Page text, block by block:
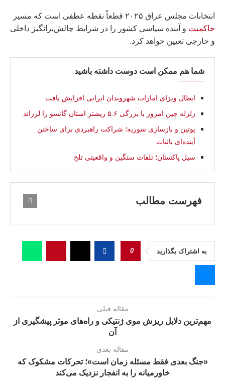
انتخابات مجلس عراق ۲۰۲۵ قطعاً نقطه عطفی است که مسیر
حاکمیت و آینده سیاسی کشور را در شرایط چالش‌برانگیز داخلی
و خارجی تعیین خواهد کرد.
شما هم ممکن است دوست داشته باشید
ابطال ویزای امارات شهروندان ایرانی افزایش یافت
زلزله چین امروز با بزرگی ۵.۶ ریشتر استان گانسو را لرزاند
پوتین و بازسازی سوریه؛ شراکت راهبردی برای ساختن
آینده‌ای باثبات
سیل پاکستان؛ تلفات سنگین و واقعیتی تلخ
فهرست مطالب
به اشتراک بگذارید 0
مقاله قبلی
مهم‌ترین دلایل ریزش موی ژنتیکی و راه‌های موثر پیشگیری از
آن
مقاله بعدی
«جنگ بعدی فقط مسئله زمان است»؛ تحرکات مشکوک که
خاورمیانه را به انفجار نزدیک می‌کند